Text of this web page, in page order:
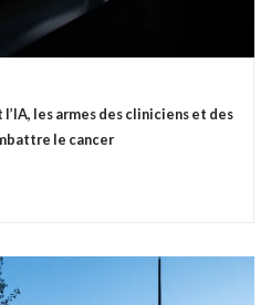
l’IA, les armes des cliniciens et des
le cancer